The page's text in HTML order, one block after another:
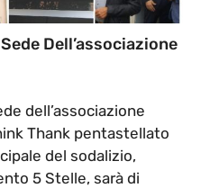
Dell’associazione
dell’associazione
Thank pentastellato
del sodalizio,
5 Stelle, sarà di